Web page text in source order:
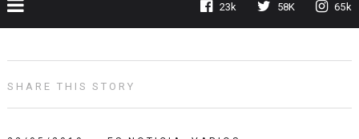
23k 58K 65k
SHARE THIS STORY